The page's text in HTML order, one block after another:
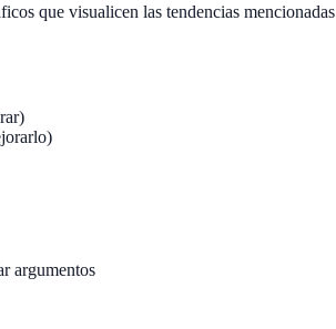
que visualicen las tendencias mencionadas
argumentos